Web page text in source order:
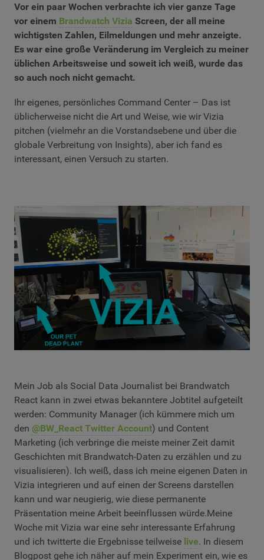
Vor ein paar Wochen verbrachte ich vier ganze Tage
vor einem Brandwatch Vizia Screen, der all meine
wichtigsten Zahlen, Eilmeldungen und mehr anzeigte.
Es war eine große Veränderung im Vergleich zu meiner
üblichen Arbeitsweise und soweit ich weiß, wurde das
so auch noch nicht gemacht.
Ihr eigenes, persönliches Command Center – Das ist
üblicherweise nicht die Art und Weise, wie wir Vizia
pitchen (vielmehr an die Vorstandsebene und über die
globale Verbreitung von Insights), aber ich fand es
interessant, einen Versuch zu starten.
Mein Job als Social Data Journalist bei Brandwatch
React kann in zwei etwas bekanntere Jobtitel aufgeteilt
werden: Community Manager (ich kümmere mich um
den @BW_React Twitter Account) und Content
Marketing (ich verbringe die meiste meiner Zeit damit
Geschichten mit Brandwatch-Daten zu erzählen und zu
visualisieren). Ich weiß, dass ich meine eigenen Daten in
Vizia integrieren und auf einen der Screens darstellen
kann und war neugierig, wie diese permanente
Präsentation meine Arbeit beeinflussen würde.Meine
Woche mit Vizia war eine sehr interessante Erfahrung
und ich twitterte die Ergebnisse teilweise live. In diesem
Blogpost gehe ich näher auf mein Experiment ein, wie es